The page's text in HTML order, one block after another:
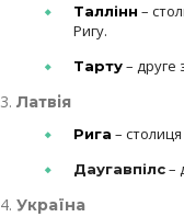
Таллінн –
Ригу.
Тарту– друге
Латвія
Рига –
Даугавпілс–
Україна